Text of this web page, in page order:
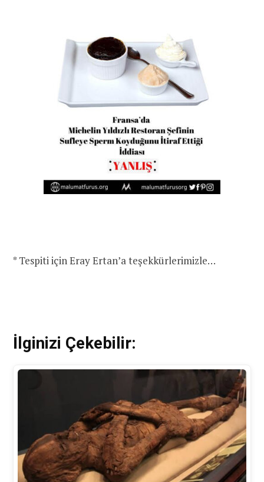
* Tespiti için Eray Ertan’a teşekkürlerimizle…
İlginizi Çekebilir: